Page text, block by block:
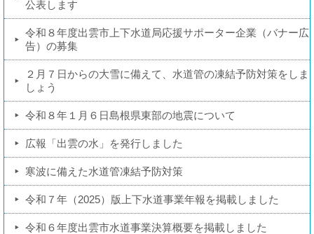
公表します
令和８年度出雲市上下水道局応援サポーター企業（バナー広
告）の募集
２月７日からの大雪に備えて、水道管の凍結予防対策をしま
しょう
令和８年１月６日島根県東部の地震について
広報「出雲の水」を発行しました
寒波に備えた水道管凍結予防対策
令和７年（2025）版上下水道事業年報を掲載しました
令和６年度出雲市水道事業決算概要を掲載しました